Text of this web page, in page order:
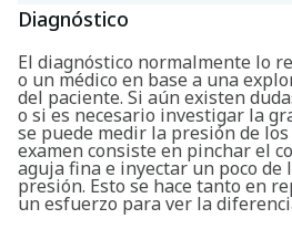
Diagnóstico
El diagnóstico normalmente lo
o un médico en base a una
del paciente. Si aún existen
o si es necesario investigar la
se puede medir la presión de
examen consiste en pinchar el
aguja fina e inyectar un poco
presión. Esto se hace tanto en
un esfuerzo para ver la